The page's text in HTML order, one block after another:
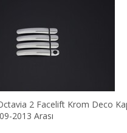
2 Facelift Krom Deco
2013 Arası